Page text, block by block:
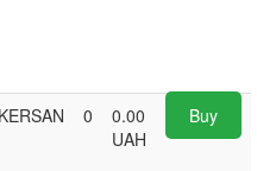
0
0.00
UAH
Buy